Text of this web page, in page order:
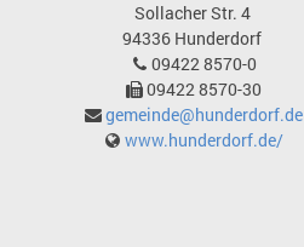
Sollacher Str. 4
94336 Hunderdorf
09422 8570-0
09422 8570-30
gemeinde@hunderdorf.de
www.hunderdorf.de/